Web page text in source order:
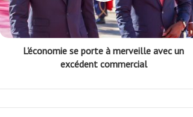
L'économie se porte à merveille avec un
excédent commercial